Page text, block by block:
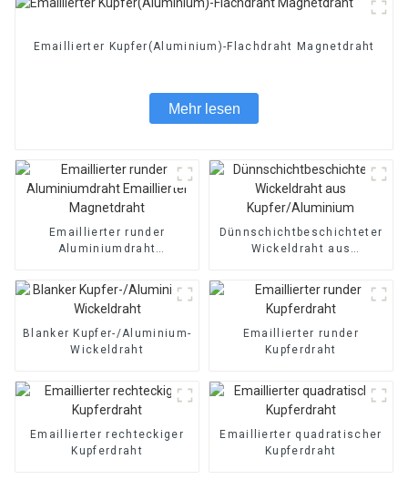
Emaillierter Kupfer(Aluminium)-Flachdraht Magnetdraht
Mehr lesen
Emaillierter runder
Aluminiumdraht
Dünnschichtbeschichteter
Wickeldraht aus
Blanker Kupfer-/Aluminium-
Wickeldraht
Emaillierter runder
Kupferdraht
Emaillierter rechteckiger
Kupferdraht
Emaillierter quadratischer
Kupferdraht